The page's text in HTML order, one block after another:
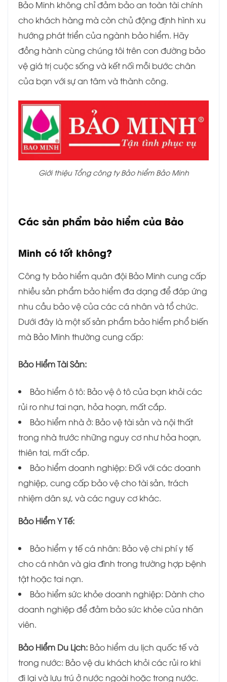
Bảo Minh không chỉ đảm bảo an toàn tài chính
cho khách hàng mà còn chủ động định hình xu
hướng phát triển của ngành bảo hiểm. Hãy
đồng hành cùng chúng tôi trên con đường bảo
vệ giá trị cuộc sống và kết nối mỗi bước chân
của bạn với sự an tâm và thành công.
Giới thiệu Tổng công ty Bảo hiểm Bảo Minh
Các sản phẩm bảo hiểm của Bảo
Minh có tốt không?
Công ty bảo hiểm quân đội Bảo Minh cung cấp
nhiều sản phẩm bảo hiểm đa dạng để đáp ứng
nhu cầu bảo vệ của các cá nhân và tổ chức.
Dưới đây là một số sản phẩm bảo hiểm phổ biến
mà Bảo Minh thường cung cấp:
Bảo Hiểm Tài Sản:
Bảo hiểm ô tô: Bảo vệ ô tô của bạn khỏi các
rủi ro như tai nạn, hỏa hoạn, mất cắp.
Bảo hiểm nhà ở: Bảo vệ tài sản và nội thất
trong nhà trước những nguy cơ như hỏa hoạn,
thiên tai, mất cắp.
Bảo hiểm doanh nghiệp: Đối với các doanh
nghiệp, cung cấp bảo vệ cho tài sản, trách
nhiệm dân sự, và các nguy cơ khác.
Bảo Hiểm Y Tế:
Bảo hiểm y tế cá nhân: Bảo vệ chi phí y tế
cho cá nhân và gia đình trong trường hợp bệnh
tật hoặc tai nạn.
Bảo hiểm sức khỏe doanh nghiệp: Dành cho
doanh nghiệp để đảm bảo sức khỏe của nhân
viên.
Bảo Hiểm Du Lịch: Bảo hiểm du lịch quốc tế và
trong nước: Bảo vệ du khách khỏi các rủi ro khi
đi lại và lưu trú ở nước ngoài hoặc trong nước.